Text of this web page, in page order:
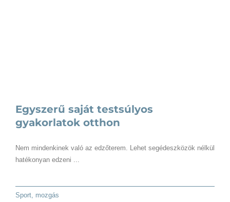
Egyszerű saját testsúlyos
gyakorlatok otthon
Nem mindenkinek való az edzőterem. Lehet segédeszközök nélkül
hatékonyan edzeni ...
Sport, mozgás